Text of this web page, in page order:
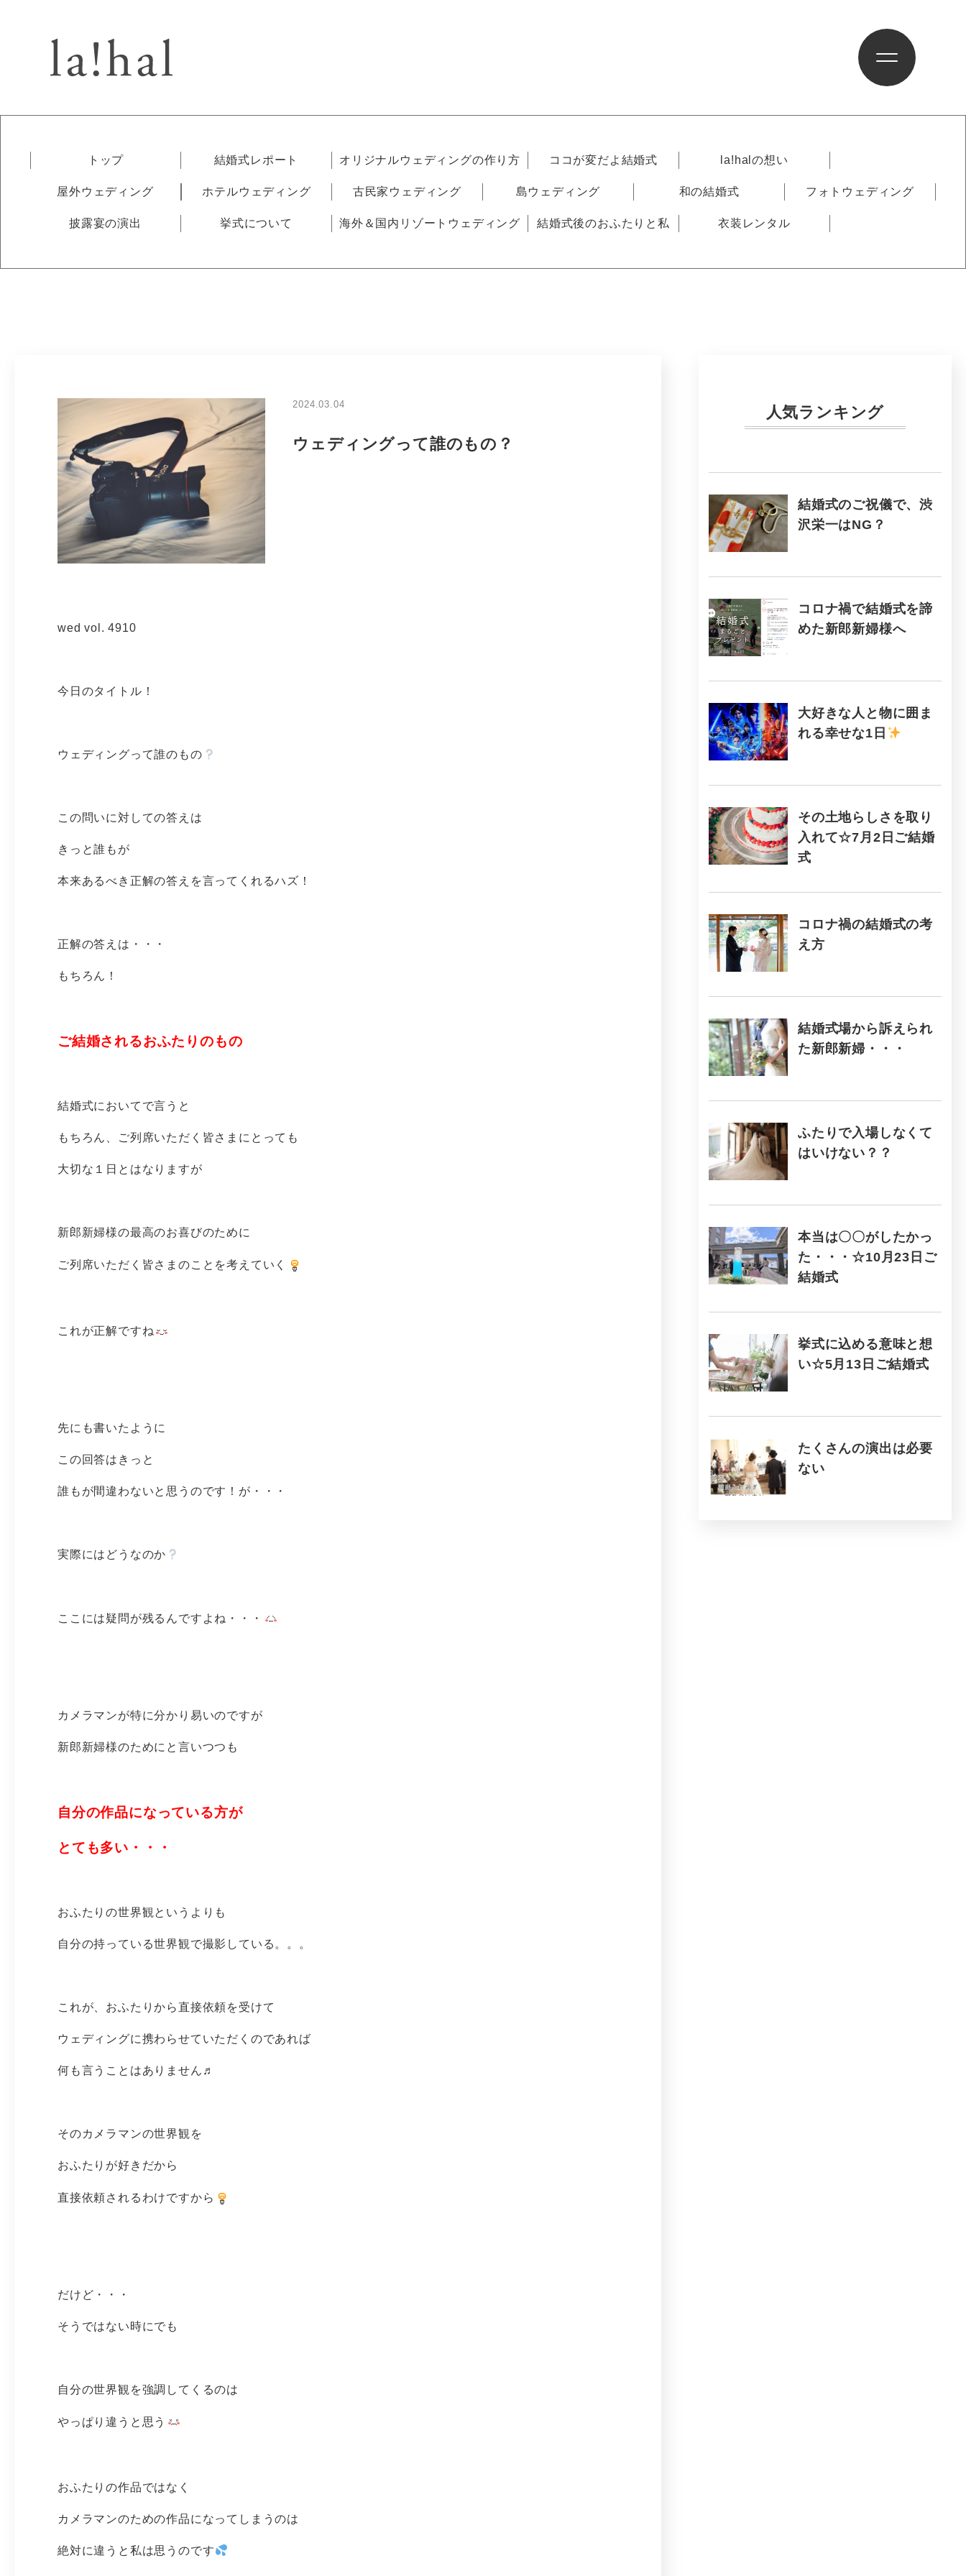
トップ 結婚式レポート オリジナルウェディングの作り方 ココが変だよ結婚式 la!halの想い
屋外ウェディング ホテルウェディング 古民家ウェディング 島ウェディング 和の結婚式 フォトウェディング
披露宴の演出 挙式について 海外＆国内リゾートウェディング 結婚式後のおふたりと私 衣装レンタル
2024.03.04
ウェディングって誰のもの？
wed vol. 4910
今日のタイトル！
ウェディングって誰のもの
この問いに対しての答えは
きっと誰もが
本来あるべき正解の答えを言ってくれるハズ！
正解の答えは・・・
もちろん！
ご結婚されるおふたりのもの
結婚式においてで言うと
もちろん、ご列席いただく皆さまにとっても
大切な１日とはなりますが
新郎新婦様の最高のお喜びのために
ご列席いただく皆さまのことを考えていく
これが正解ですね
先にも書いたように
この回答はきっと
誰もが間違わないと思うのです！が・・・
実際にはどうなのか
ここには疑問が残るんですよね・・・
カメラマンが特に分かり易いのですが
新郎新婦様のためにと言いつつも
自分の作品になっている方が
とても多い・・・
おふたりの世界観というよりも
自分の持っている世界観で撮影している。。。
これが、おふたりから直接依頼を受けて
ウェディングに携わらせていただくのであれば
何も言うことはありません♬
そのカメラマンの世界観を
おふたりが好きだから
直接依頼されるわけですから
だけど・・・
そうではない時にでも
自分の世界観を強調してくるのは
やっぱり違うと思う
おふたりの作品ではなく
カメラマンのための作品になってしまうのは
絶対に違うと私は思うのです
人気ランキング
結婚式のご祝儀で、渋
沢栄一はNG？
コロナ禍で結婚式を諦
めた新郎新婦様へ
大好きな人と物に囲ま
れる幸せな1日
その土地らしさを取り
入れて☆7月2日ご結婚
式
コロナ禍の結婚式の考
え方
結婚式場から訴えられ
た新郎新婦・・・
ふたりで入場しなくて
はいけない？？
本当は〇〇がしたかっ
た・・・☆10月23日ご
結婚式
挙式に込める意味と想
い☆5月13日ご結婚式
たくさんの演出は必要
ない